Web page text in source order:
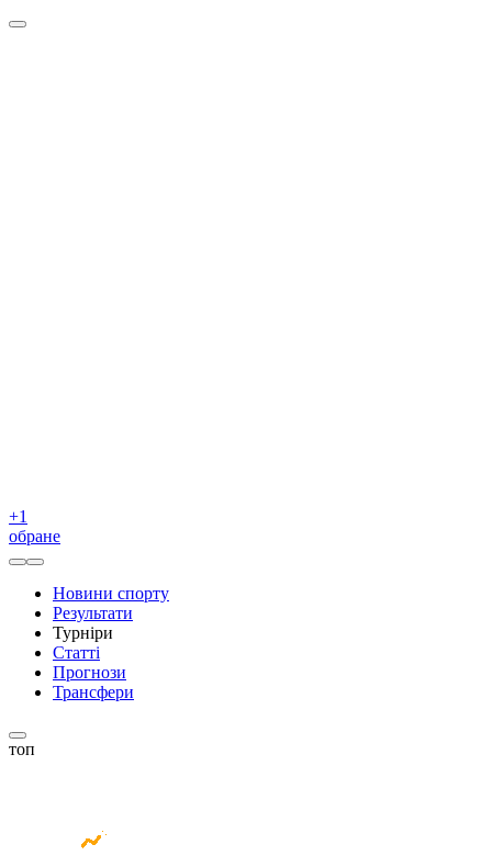
+1
обране
Новини спорту
Результати
Турніри
Статті
Прогнози
Трансфери
топ